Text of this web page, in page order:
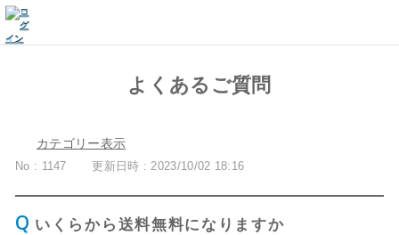
よくあるご質問
カテゴリー表示
No : 1147 更新日時 : 2023/10/02 18:16
いくらから送料無料になりますか